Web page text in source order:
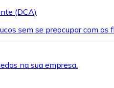
(DCA)
sem se preocupar com as
na sua empresa.